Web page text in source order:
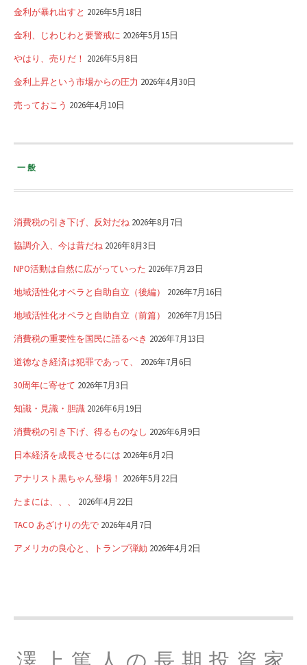
金利が暴れ出すと 2026年5月18日
金利、じわじわと要警戒に 2026年5月15日
やはり、売りだ！ 2026年5月8日
金利上昇という市場からの圧力 2026年4月30日
売っておこう 2026年4月10日
一般
消費税の引き下げ、反対だね 2026年8月7日
協調介入、今は昔だね 2026年8月3日
NPO活動は自然に広がっていった 2026年7月23日
地域活性化オペラと自助自立（後編） 2026年7月16日
地域活性化オペラと自助自立（前篇） 2026年7月15日
消費税の重要性を国民に語るべき 2026年7月13日
道徳なき経済は犯罪であって、 2026年7月6日
30周年に寄せて 2026年7月3日
知識・見識・胆識 2026年6月19日
消費税の引き下げ、得るものなし 2026年6月9日
日本経済を成長させるには 2026年6月2日
アナリスト黒ちゃん登場！ 2026年5月22日
たまには、、、 2026年4月22日
TACO あざけりの先で 2026年4月7日
アメリカの良心と、トランプ弾劾 2026年4月2日